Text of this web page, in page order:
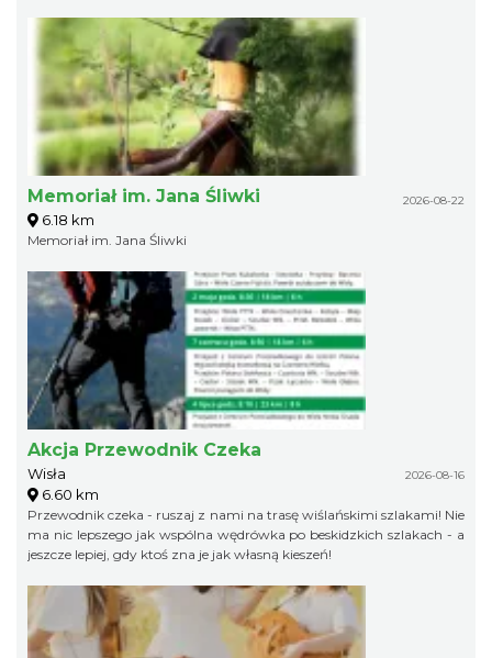
Memoriał im. Jana Śliwki 2026-08-22
6.18 km
Memoriał im. Jana Śliwki
Akcja Przewodnik Czeka
Wisła 2026-08-16
6.60 km
Przewodnik czeka - ruszaj z nami na trasę wiślańskimi szlakami! Nie
ma nic lepszego jak wspólna wędrówka po beskidzkich szlakach - a
jeszcze lepiej, gdy ktoś zna je jak własną kieszeń!